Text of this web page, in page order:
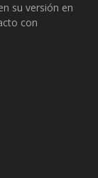
su versión en
con